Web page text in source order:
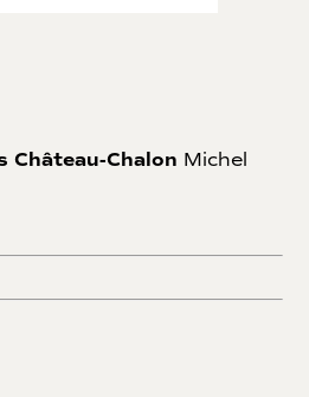
Château-Chalon Michel